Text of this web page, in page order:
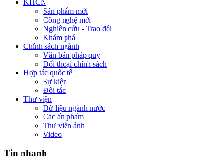
KHCN
Sản phẩm mới
Công nghệ mới
Nghiên cứu - Trao đổi
Khám phá
Chính sách ngành
Văn bản pháp quy
Đối thoại chính sách
Hợp tác quốc tế
Sự kiện
Đối tác
Thư viện
Dữ liệu ngành nước
Các ấn phẩm
Thư viện ảnh
Video
Tin nhanh